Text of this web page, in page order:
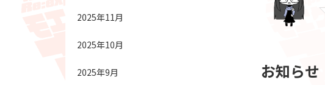
お知らせ
2025年11月
2025年10月
2025年9月